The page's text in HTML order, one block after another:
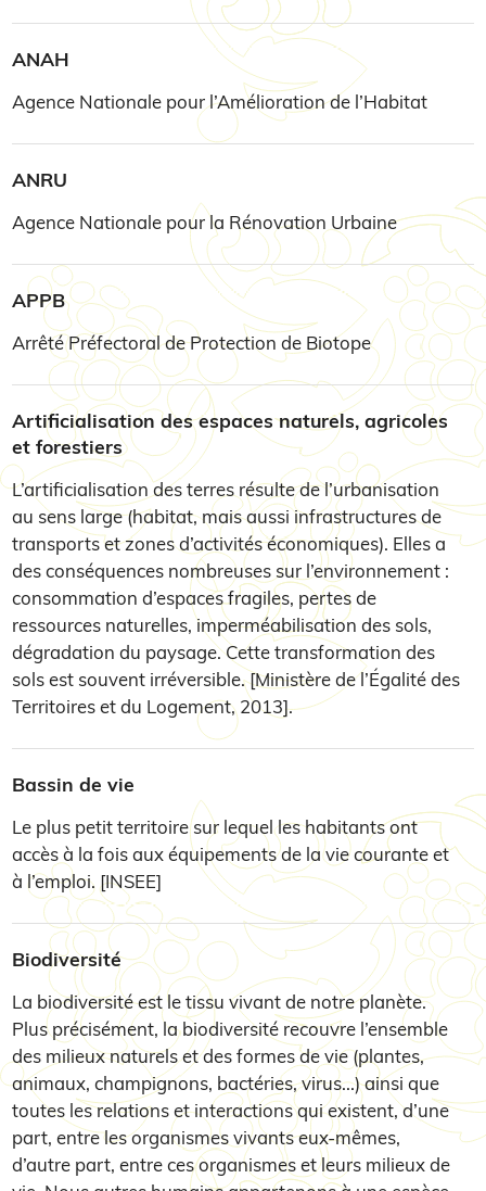
ANAH
Agence Nationale pour l’Amélioration de l’Habitat
ANRU
Agence Nationale pour la Rénovation Urbaine
APPB
Arrêté Préfectoral de Protection de Biotope
Artificialisation des espaces naturels, agricoles
et forestiers
L’artificialisation des terres résulte de l’urbanisation
au sens large (habitat, mais aussi infrastructures de
transports et zones d’activités économiques). Elles a
des conséquences nombreuses sur l’environnement :
consommation d’espaces fragiles, pertes de
ressources naturelles, imperméabilisation des sols,
dégradation du paysage. Cette transformation des
sols est souvent irréversible. [Ministère de l’Égalité des
Territoires et du Logement, 2013].
Bassin de vie
Le plus petit territoire sur lequel les habitants ont
accès à la fois aux équipements de la vie courante et
à l’emploi. [INSEE]
Biodiversité
La biodiversité est le tissu vivant de notre planète.
Plus précisément, la biodiversité recouvre l’ensemble
des milieux naturels et des formes de vie (plantes,
animaux, champignons, bactéries, virus...) ainsi que
toutes les relations et interactions qui existent, d’une
part, entre les organismes vivants eux-mêmes,
d’autre part, entre ces organismes et leurs milieux de